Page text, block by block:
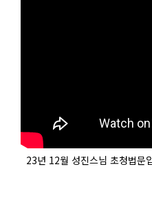
23년 12월 성진스님 초청법문